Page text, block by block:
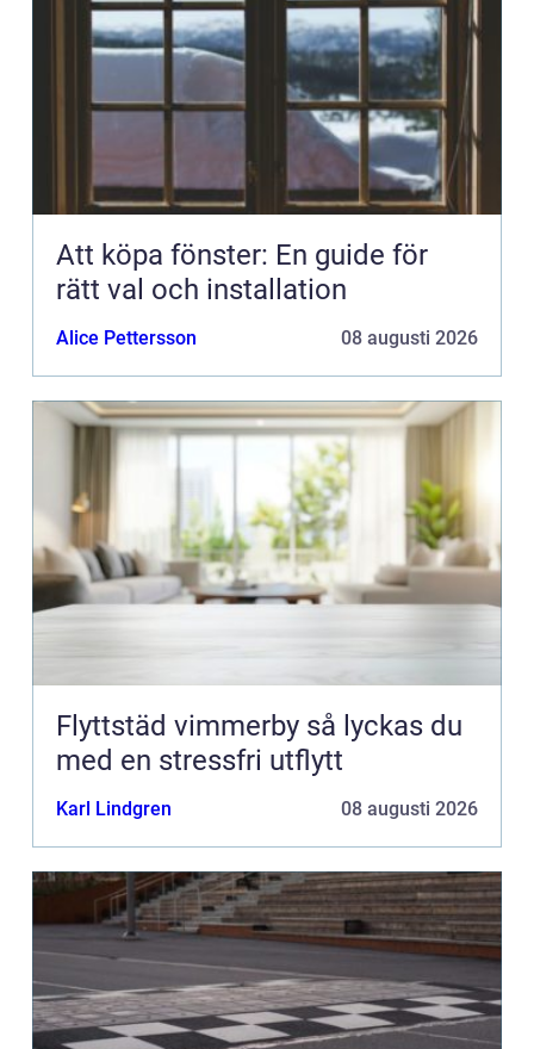
Att köpa fönster: En guide för
rätt val och installation
Alice Pettersson 08 augusti 2026
Flyttstäd vimmerby så lyckas du
med en stressfri utflytt
Karl Lindgren 08 augusti 2026